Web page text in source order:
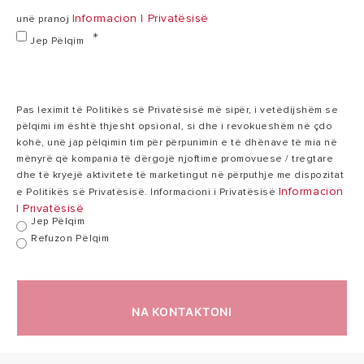
NIMBUS POCKET
M NET R32
unë pranoj Informacion I Privatësisë
Jep Pëlqim
Pas leximit të Politikës së Privatësisë më sipër, i vetëdijshëm se
pëlqimi im është thjesht opsional, si dhe i revokueshëm në çdo
kohë, unë jap pëlqimin tim për përpunimin e të dhënave të mia në
mënyrë që kompania të dërgojë njoftime promovuese / tregtare
dhe të kryejë aktivitete të marketingut në përputhje me dispozitat
e Politikës së Privatësisë. Informacioni i Privatësisë Informacion
I Privatësisë
Jep Pëlqim
Refuzon Pëlqim
NA KONTAKTONI